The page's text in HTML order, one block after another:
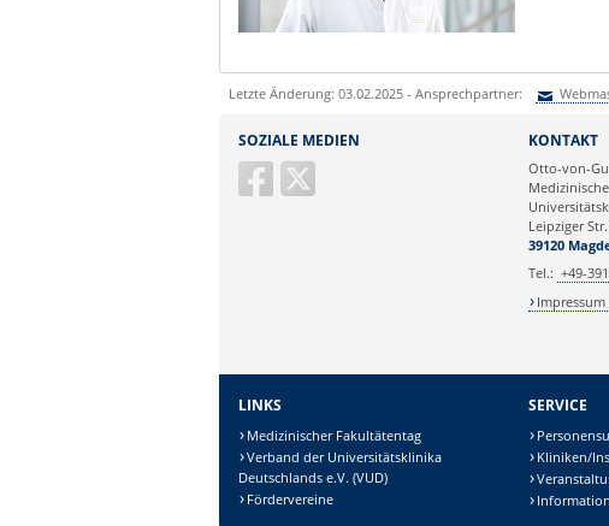
Letzte Änderung: 03.02.2025 - Ansprechpartner:
Ihre E-Mailadresse:
Sicherheitsabfrage:
SOZIALE MEDIEN KONTAKT
Otto-von-
Leipziger
39120
Tel.: +49-
Impressum
LINKS
Medizinischer Fakultätentag
Verband der Universitätsklinika
Deutschlands e.V. (VUD)
Fördervereine
SERVICE
Kliniken/